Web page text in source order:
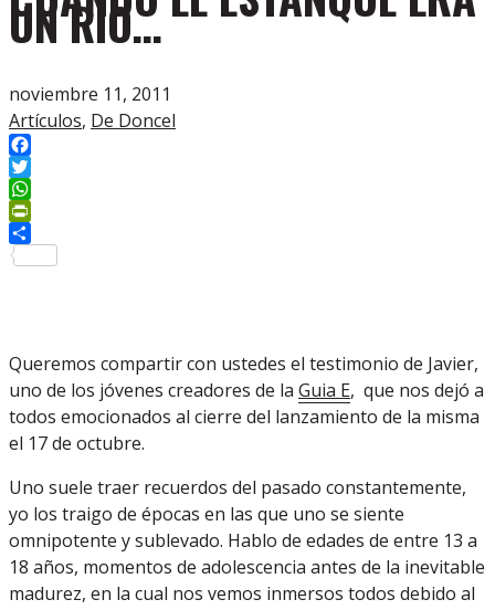
UN RÍO…
noviembre 11, 2011
Artículos, De Doncel
Facebook
Twitter
WhatsApp
PrintFriendly
Queremos compartir con ustedes el testimonio de Javier,
uno de los jóvenes creadores de la Guia E, que nos dejó a
todos emocionados al cierre del lanzamiento de la misma
el 17 de octubre.
Uno suele traer recuerdos del pasado constantemente,
yo los traigo de épocas en las que uno se siente
omnipotente y sublevado. Hablo de edades de entre 13 a
18 años, momentos de adolescencia antes de la inevitable
madurez, en la cual nos vemos inmersos todos debido al